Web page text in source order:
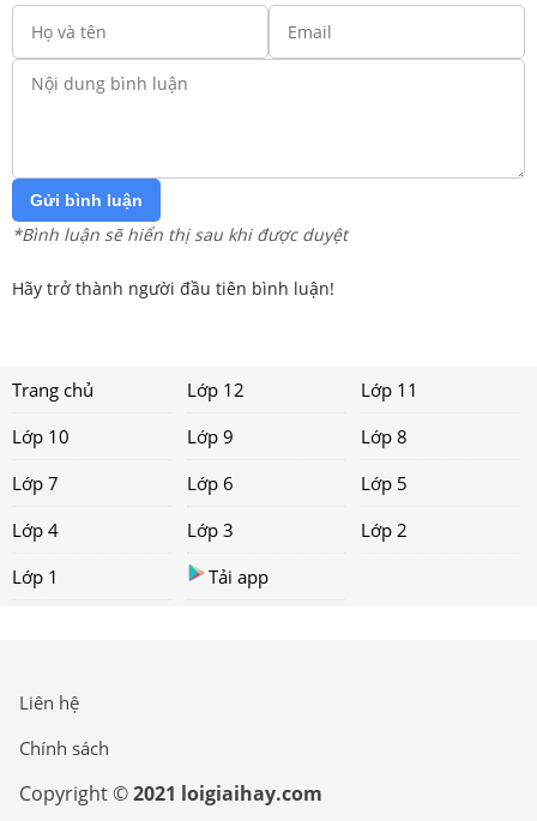
Gửi bình luận
*Bình luận sẽ hiển thị sau khi được duyệt
Hãy trở thành người đầu tiên bình luận!
Trang chủ Lớp 12
Lớp 11
Lớp 10
Lớp 9
Lớp 8
Lớp 7
Lớp 6
Lớp 5
Lớp 4
Lớp 3
Lớp 2
Lớp 1
Tải app
Liên hệ
Chính sách
Copyright ©2021 loigiaihay.com